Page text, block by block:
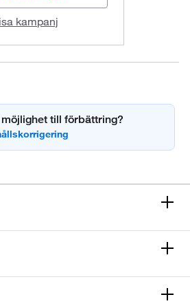
kampanj
till förbättring?